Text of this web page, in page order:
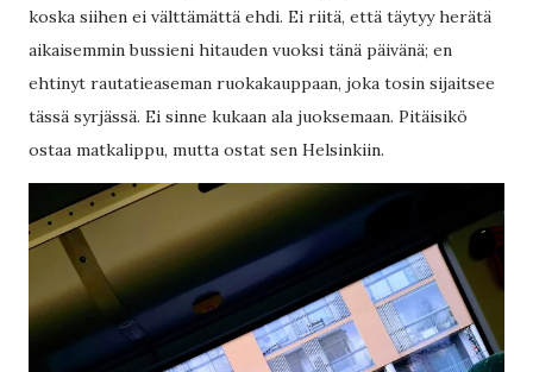
koska siihen ei välttämättä ehdi. Ei riitä, että täytyy herätä
aikaisemmin bussieni hitauden vuoksi tänä päivänä; en
ehtinyt rautatieaseman ruokakauppaan, joka tosin sijaitsee
tässä syrjässä. Ei sinne kukaan ala juoksemaan. Pitäisikö
ostaa matkalippu, mutta ostat sen Helsinkiin.